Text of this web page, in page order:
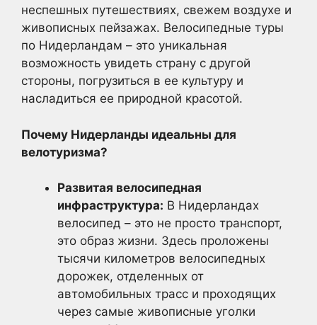
неспешных путешествиях, свежем воздухе и
живописных пейзажах. Велосипедные туры
по Нидерландам – это уникальная
возможность увидеть страну с другой
стороны, погрузиться в ее культуру и
насладиться ее природной красотой.
Почему Нидерланды идеальны для
велотуризма?
Развитая велосипедная
инфраструктура: В Нидерландах
велосипед – это не просто транспорт,
это образ жизни. Здесь проложены
тысячи километров велосипедных
дорожек, отделенных от
автомобильных трасс и проходящих
через самые живописные уголки